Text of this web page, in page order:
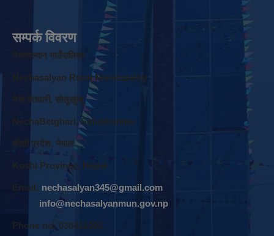
सम्पर्क विवरण
नेचासल्यान गाउँपालिका
Nechasalyan Rural Municipality
नेचा वेतघारी, साेलुखुम्बु
NechaBetghari, Solukhumbu
काेशी प्रदेश, नेपाल
Koshi Province, Nepal
Email: nechasalyan345@gmail.com
info@nechasalyanmun.gov.np
Phone no: 038412302